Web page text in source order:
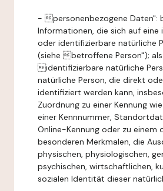
- personenbezogene Daten":
Informationen, die sich auf eine
oder identifizierbare natürliche
(siehe betroffene Person"); als
identifizierbare natürliche
natürliche Person, die direkt
identifiziert werden kann,
Zuordnung zu einer Kennung
einer Kennnummer,
Online-Kennung oder zu einem
besonderen Merkmalen, die
physischen, physiologischen,
psychischen, wirtschaftlichen,
sozialen Identität dieser